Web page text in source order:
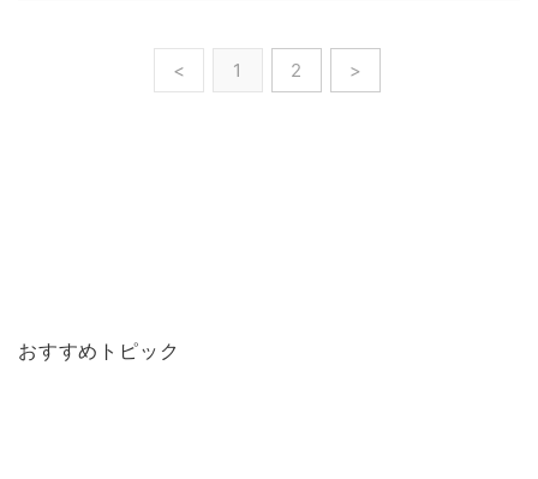
< 1 2 >
おすすめトピック